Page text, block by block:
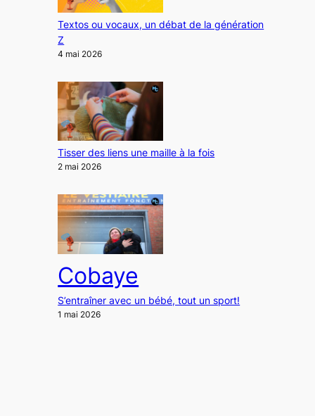
Textos ou vocaux, un débat de la génération
Z
4 mai 2026
Tisser des liens une maille à la fois
2 mai 2026
Cobaye
S’entraîner avec un bébé, tout un sport!
1 mai 2026